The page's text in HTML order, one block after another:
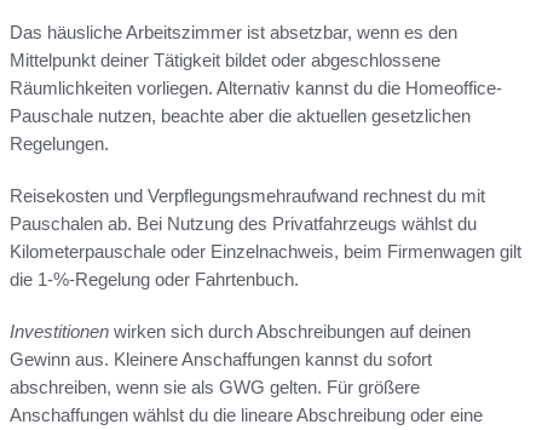
Das häusliche Arbeitszimmer ist absetzbar, wenn es den
Mittelpunkt deiner Tätigkeit bildet oder abgeschlossene
Räumlichkeiten vorliegen. Alternativ kannst du die Homeoffice-
Pauschale nutzen, beachte aber die aktuellen gesetzlichen
Regelungen.
Reisekosten und Verpflegungsmehraufwand rechnest du mit
Pauschalen ab. Bei Nutzung des Privatfahrzeugs wählst du
Kilometerpauschale oder Einzelnachweis, beim Firmenwagen gilt
die 1-%-Regelung oder Fahrtenbuch.
Investitionen wirken sich durch Abschreibungen auf deinen
Gewinn aus. Kleinere Anschaffungen kannst du sofort
abschreiben, wenn sie als GWG gelten. Für größere
Anschaffungen wählst du die lineare Abschreibung oder eine